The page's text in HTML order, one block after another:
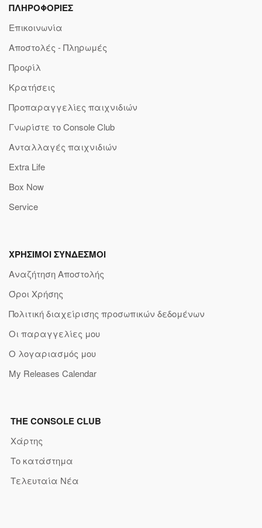
ΠΛΗΡΟΦΟΡΙΕΣ
Επικοινωνία
Αποστολές - Πληρωμές
Προφίλ
Κρατήσεις
Προπαραγγελίες παιχνιδιών
Γνωρίστε το Console Club
Ανταλλαγές παιχνιδιών
Extra Life
Box Now
Service
ΧΡΗΣΙΜΟΙ ΣΥΝΔΕΣΜΟΙ
Αναζήτηση Αποστολής
Όροι Χρήσης
Πολιτική διαχείρισης προσωπικών δεδομένων
Οι παραγγελίες μου
Ο λογαριασμός μου
My Releases Calendar
THE CONSOLE CLUB
Χάρτης
Το κατάστημα
Τελευταία Νέα